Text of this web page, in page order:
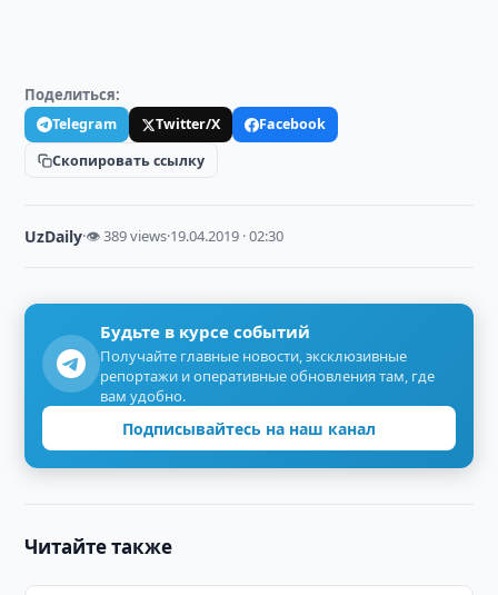
Поделиться:
Telegram Twitter/X
Facebook
Скопировать ссылку
UzDaily·👁 389 views·19.04.2019 · 02:30
Будьте в курсе событий
Получайте главные новости, эксклюзивные
репортажи и оперативные обновления там, где
вам удобно.
Подписывайтесь на наш канал
Читайте также